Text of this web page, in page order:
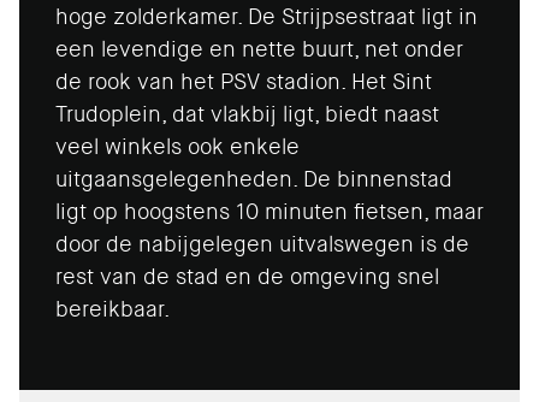
hoge zolderkamer. De Strijpsestraat ligt in
een levendige en nette buurt, net onder
de rook van het PSV stadion. Het Sint
Trudoplein, dat vlakbij ligt, biedt naast
veel winkels ook enkele
uitgaansgelegenheden. De binnenstad
ligt op hoogstens 10 minuten fietsen, maar
door de nabijgelegen uitvalswegen is de
rest van de stad en de omgeving snel
bereikbaar.